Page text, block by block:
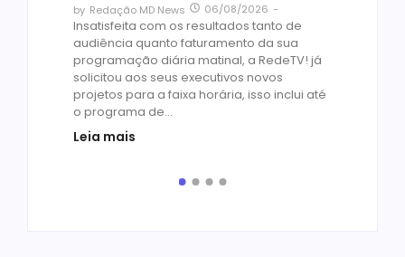
by Redação MD News 06/08/2026 -
Insatisfeita com os resultados tanto de
audiência quanto faturamento da sua
programação diária matinal, a RedeTV! já
solicitou aos seus executivos novos
projetos para a faixa horária, isso inclui até
o programa de...
Leia mais